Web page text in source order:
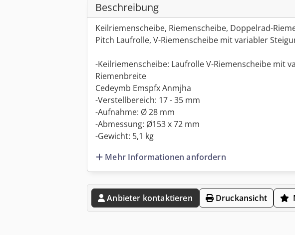
Beschreibung
Keilriemenscheibe, Riemenscheibe, Doppelrad-
Pitch Laufrolle, V-Riemenscheibe mit variabler
-Keilriemenscheibe: Laufrolle V-Riemenscheibe mit
Riemenbreite
Cedeymb Emspfx Anmjha
-Verstellbereich: 17 - 35 mm
-Aufnahme: Ø 28 mm
-Abmessung: Ø153 x 72 mm
-Gewicht: 5,1 kg
Mehr Informationen anfordern
Anbieter kontaktieren Druckansicht